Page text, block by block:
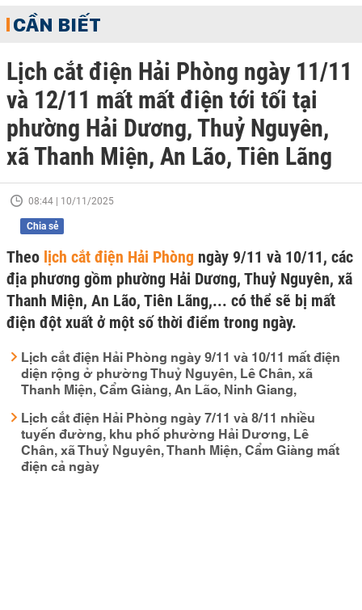
CẦN BIẾT
Lịch cắt điện Hải Phòng ngày 11/11
và 12/11 mất mất điện tới tối tại
phường Hải Dương, Thuỷ Nguyên,
xã Thanh Miện, An Lão, Tiên Lãng
08:44 | 10/11/2025
Chia sẻ
Theo lịch cắt điện Hải Phòng ngày 9/11 và 10/11, các
địa phương gồm phường Hải Dương, Thuỷ Nguyên, xã
Thanh Miện, An Lão, Tiên Lãng,... có thể sẽ bị mất
điện đột xuất ở một số thời điểm trong ngày.
Lịch cắt điện Hải Phòng ngày 9/11 và 10/11 mất điện
diện rộng ở phường Thuỷ Nguyên, Lê Chân, xã
Thanh Miện, Cẩm Giàng, An Lão, Ninh Giang,
Lịch cắt điện Hải Phòng ngày 7/11 và 8/11 nhiều
tuyến đường, khu phố phường Hải Dương, Lê
Chân, xã Thuỷ Nguyên, Thanh Miện, Cẩm Giàng mất
điện cả ngày